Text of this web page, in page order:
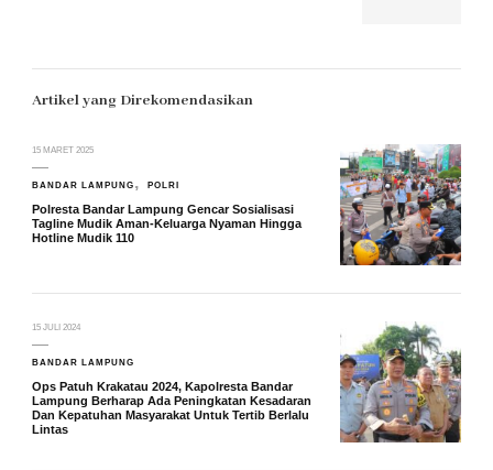
Artikel yang Direkomendasikan
15 MARET 2025
BANDAR LAMPUNG POLRI
Polresta Bandar Lampung Gencar Sosialisasi
Tagline Mudik Aman-Keluarga Nyaman Hingga
Hotline Mudik 110
15 JULI 2024
BANDAR LAMPUNG
Ops Patuh Krakatau 2024, Kapolresta Bandar
Lampung Berharap Ada Peningkatan Kesadaran
Dan Kepatuhan Masyarakat Untuk Tertib Berlalu
Lintas